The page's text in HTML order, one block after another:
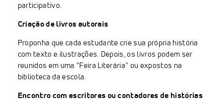
participativo.
Criação de livros autorais
Proponha que cada estudante crie sua própria história
com texto e ilustrações. Depois, os livros podem ser
reunidos em uma “Feira Literária” ou expostos na
biblioteca da escola.
Encontro com escritores ou contadores de histórias